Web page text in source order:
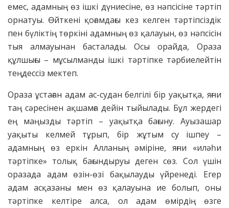
емес, адамның өз ішкі дүниесіне, өз нәпсісіне тәртіп
орнатуы. Өйткені қоғамдағы кез келген тәртіпсіздік
пен бүліктің төркіні адамның өз қалауын, өз нәпсісін
тыя алмауынан басталады. Осы орайда, Ораза
құлшығы – мұсылманды ішкі тәртіпке тәрбиелейтін
теңдессіз мектеп.
Ораза ұстаған адам ас-судан белгілі бір уақытқа, яғни
таң сәресінен ақшамға дейін тыйылады. Бұл жердегі
ең маңызды тәртіп – уақытқа бағыну. Ауызашар
уақыты келмей тұрып, бір жұтым су ішпеу –
адамның өз еркін Алланың әміріне, яғни «иләһи
тәртіпке» толық бағындыруы деген сөз. Сол үшін
оразада адам өзін-өзі бақылауды үйренеді. Егер
адам асқазаны мен өз қалауына ие болып, оны
тәртіпке келтіре алса, ол адам өмірдің өзге